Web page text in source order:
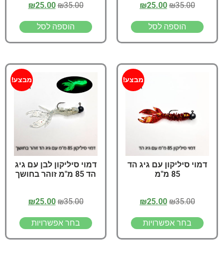
₪35.00
₪25.00
הוספה לסל
₪35.00
₪25.00
הוספה לסל
מבצע!
דמוי סיליקון עם גיג הד
85 מ"מ
₪35.00
₪25.00
בחר אפשרויות
מבצע!
דמוי סיליקון לבן עם גיג
הד 85 מ"מ זוהר בחושך
₪35.00
₪25.00
בחר אפשרויות